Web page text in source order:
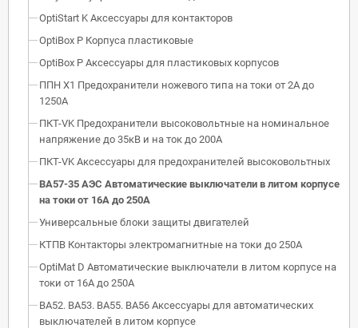
OptiStart K Аксессуары для контакторов
OptiBox P Корпуса пластиковые
OptiBox P Аксессуары для пластиковых корпусов
ППН Х1 Предохранители ножевого типа на токи от 2А до
1250А
ПКТ-VK Предохранители высоковольтные на номинальное
напряжение до 35кВ и на ток до 200А
ПКТ-VK Аксессуары для предохранителей высоковольтных
ВА57-35 АЭС Автоматические выключатели в литом корпусе
на токи от 16А до 250А
Универсальные блоки защиты двигателей
КТПВ Контакторы электромагнитные на токи до 250А
OptiMat D Автоматические выключатели в литом корпусе на
токи от 16А до 250А
ВА52. ВА53. ВА55. ВА56 Аксессуары для автоматических
выключателей в литом корпусе